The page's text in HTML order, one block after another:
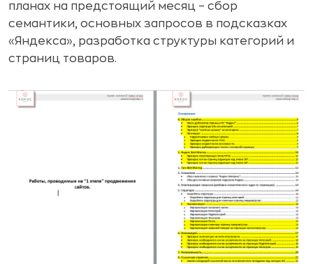
планах на предстоящий месяц – сбор
семантики, основных запросов в подсказках
«Яндекса», разработка структуры категорий и
страниц товаров.